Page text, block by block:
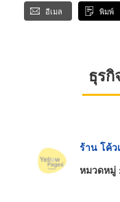
อีเมล พิมพ์
ธุร
ร้าน โค้ว
หมวดหมู่